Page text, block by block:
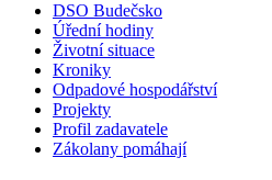
DSO Budečsko
Úřední hodiny
Životní situace
Kroniky
Odpadové hospodářství
Projekty
Profil zadavatele
Zákolany pomáhají